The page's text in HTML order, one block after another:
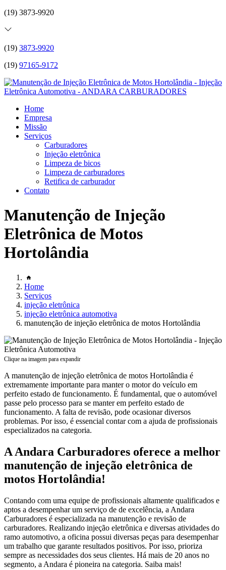
(19) 3873-9920
(19) 3873-9920
(19) 97165-9172
Home
Empresa
Missão
Serviços
Carburadores
Injeção eletrônica
Limpeza de bicos
Limpeza de carburadores
Retifica de carburador
Contato
Manutenção de Injeção
Eletrônica de Motos
Hortolândia
Home
Serviços
injeção eletrônica
injeção eletrônica automotiva
manutenção de injeção eletrônica de motos Hortolândia
Clique na imagem para expandir
A manutenção de injeção eletrônica de motos Hortolândia é
extremamente importante para manter o motor do veículo em
perfeito estado de funcionamento. É fundamental, que o automóvel
passe pelo processo para se manter em perfeito estado de
funcionamento. A falta de revisão, pode ocasionar diversos
problemas. Por isso, é essencial contar com a ajuda de profissionais
especializados na categoria.
A Andara Carburadores oferece a melhor
manutenção de injeção eletrônica de
motos Hortolândia!
Contando com uma equipe de profissionais altamente qualificados e
aptos a desempenhar um serviço de de excelência, a Andara
Carburadores é especializada na manutenção e revisão de
carburadores. Realizando injeção eletrônica e diversas atividades do
ramo automotivo, a oficina possui diversas peças para desempenhar
um trabalho que garante resultados positivos. Por isso, prioriza
sempre as necessidades dos seus clientes. Há mais de 20 anos no
segmento, a Andara é pioneira na categoria. Saiba mais!